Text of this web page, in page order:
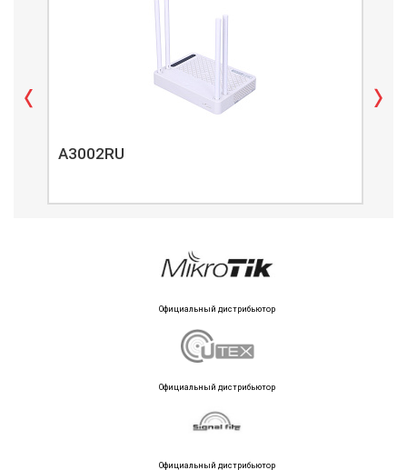
A3002RU
Официальный дистрибьютор
Официальный дистрибьютор
Официальный дистрибьютор